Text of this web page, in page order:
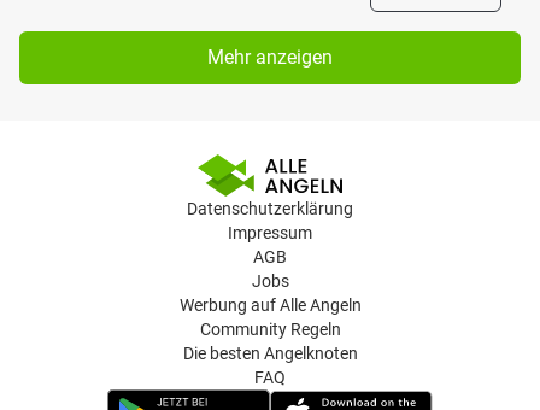
Mehr anzeigen
Datenschutzerklärung
Impressum
AGB
Jobs
Werbung auf Alle Angeln
Community Regeln
Die besten Angelknoten
FAQ